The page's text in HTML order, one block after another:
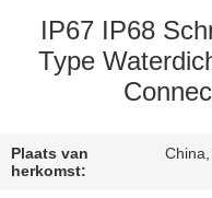
SITEMAP
PRIVACY
IP67 IP68
Type
Plaats van
herkomst: